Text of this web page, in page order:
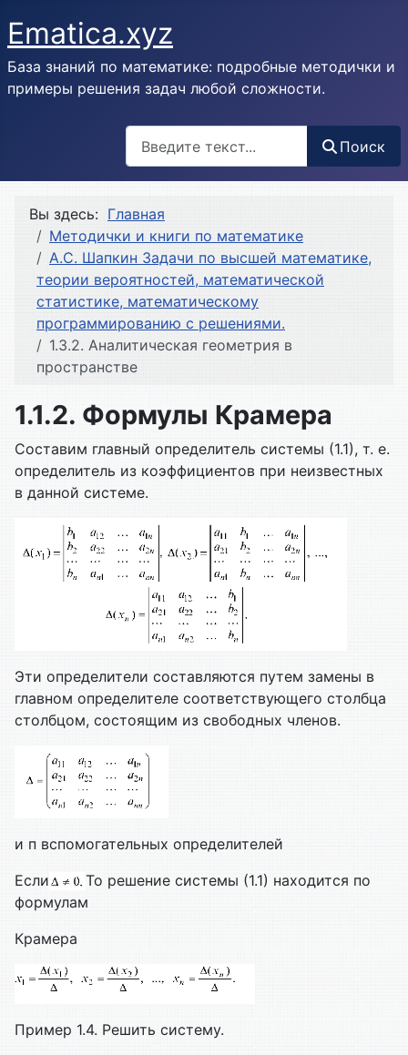
Ematica.xyz
База знаний по математике: подробные методички и
примеры решения задач любой сложности.
Поиск
Вы здесь: Главная
Методички и книги по математике
А.С. Шапкин Задачи по высшей математике,
теории вероятностей, математической
статистике, математическому
программированию с решениями.
1.3.2. Аналитическая геометрия в
пространстве
1.1.2. Формулы Крамера
Составим главный определитель системы (1.1), т. е.
определитель из коэффициентов при неизвестных
в данной системе.
Эти определители составляются путем замены в
главном определителе соответствующего столбца
столбцом, состоящим из свободных членов.
и п вспомогательных определителей
Если
То решение системы (1.1) находится по
формулам
Крамера
Пример 1.4. Решить систему.